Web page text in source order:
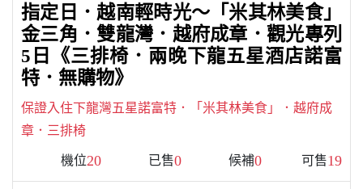
指定日．越南輕時光～「米其林美食」
金三角．雙龍灣．越府成章．觀光專列
5日《三排椅．兩晚下龍五星酒店諾富
特．無購物》
保證入住下龍灣五星諾富特．「米其林美食」．越府成
章．三排椅
機位20 已售0 候補0 可售19